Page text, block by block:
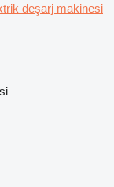
deşarj makinesi